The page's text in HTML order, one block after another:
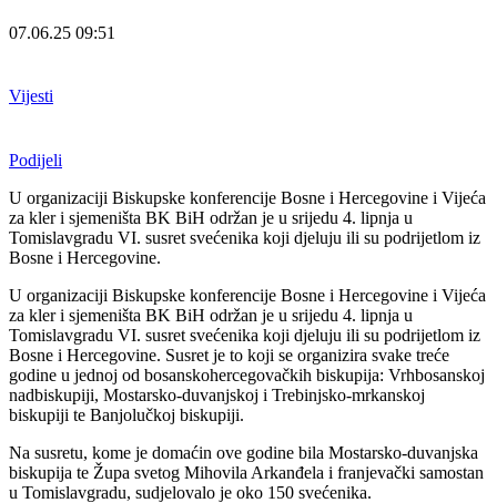
07.06.25 09:51
Vijesti
Podijeli
U organizaciji Biskupske konferencije Bosne i Hercegovine i Vijeća
za kler i sjemeništa BK BiH održan je u srijedu 4. lipnja u
Tomislavgradu VI. susret svećenika koji djeluju ili su podrijetlom iz
Bosne i Hercegovine.
U organizaciji Biskupske konferencije Bosne i Hercegovine i Vijeća
za kler i sjemeništa BK BiH održan je u srijedu 4. lipnja u
Tomislavgradu VI. susret svećenika koji djeluju ili su podrijetlom iz
Bosne i Hercegovine. Susret je to koji se organizira svake treće
godine u jednoj od bosanskohercegovačkih biskupija: Vrhbosanskoj
nadbiskupiji, Mostarsko-duvanjskoj i Trebinjsko-mrkanskoj
biskupiji te Banjolučkoj biskupiji.
Na susretu, kome je domaćin ove godine bila Mostarsko-duvanjska
biskupija te Župa svetog Mihovila Arkanđela i franjevački samostan
u Tomislavgradu, sudjelovalo je oko 150 svećenika.